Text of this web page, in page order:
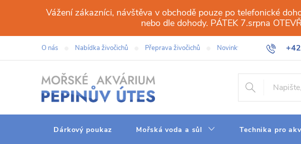
obsah
Vážení zákazníci, návštěva v obchodě pouze po telefonické
nebo dle dohody. PÁTEK 7.srpna
O nás Nabídka živočichů Přeprava živočichů Novinky Galerie
Dárkový poukaz Mořská voda a sůl Technika pro